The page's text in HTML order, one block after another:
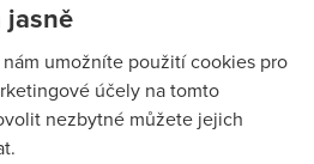
quick.cz. Na adrese
mapy ČR a plánovač tras. Dle
mapy citelně pomaleji
postrádám přehledku, kde
mám zobrazenou. Výhodou je
jasně
umožníte použití cookies pro
účely na tomto
nezbytné můžete jejich